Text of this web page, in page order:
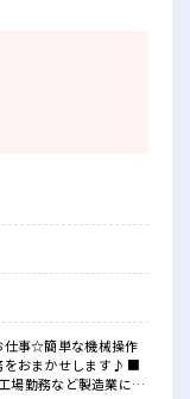
いただけます！
仕事☆簡単な機械操作
おまかせします♪ ■
場勤務など製造業に興